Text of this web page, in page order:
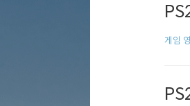
게임